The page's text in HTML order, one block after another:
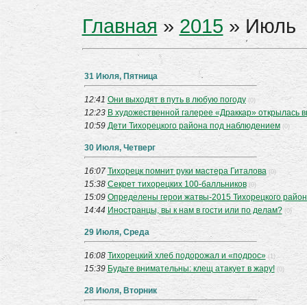
Главная » 2015 » Июль
31 Июля, Пятница
12:41 Они выходят в путь в любую погоду (0)
12:23 В художественной галерее «Драккар» открылась
10:59 Дети Тихорецкого района под наблюдением (0)
30 Июля, Четверг
16:07 Тихорецк помнит руки мастера Гиталова (0)
15:38 Секрет тихорецких 100-балльников (0)
15:09 Определены герои жатвы-2015 Тихорецкого
14:44 Иностранцы, вы к нам в гости или по делам? (0)
29 Июля, Среда
16:08 Тихорецкий хлеб подорожал и «подрос» (1)
15:39 Будьте внимательны: клещ атакует в жару! (0)
28 Июля, Вторник